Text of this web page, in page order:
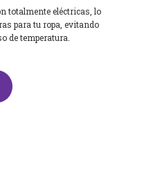
totalmente eléctricas, lo
para tu ropa, evitando
de temperatura.